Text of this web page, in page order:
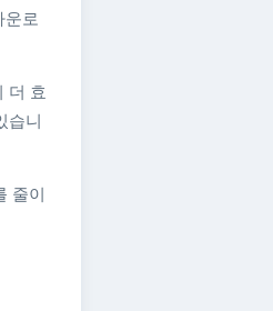
운로
더 효
습니
줄이